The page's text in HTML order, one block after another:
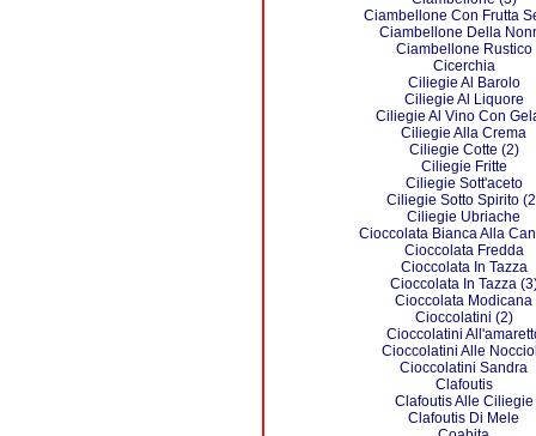
Ciambellone Con Frutta
Ciambellone Della
Ciambellone Rustico
Cicerchia
Ciliegie Al Barolo
Ciliegie Al Liquore
Ciliegie Al Vino Con
Ciliegie Alla Crema
Ciliegie Cotte (2)
Ciliegie Fritte
Ciliegie Sott'aceto
Ciliegie Sotto Spirito
Ciliegie Ubriache
Cioccolata Bianca Alla
Cioccolata Fredda
Cioccolata In Tazza
Cioccolata In Tazza
Cioccolata Modicana
Cioccolatini (2)
Cioccolatini
Cioccolatini Alle
Cioccolatini Sandra
Clafoutis
Clafoutis Alle Ciliegie
Clafoutis Di Mele